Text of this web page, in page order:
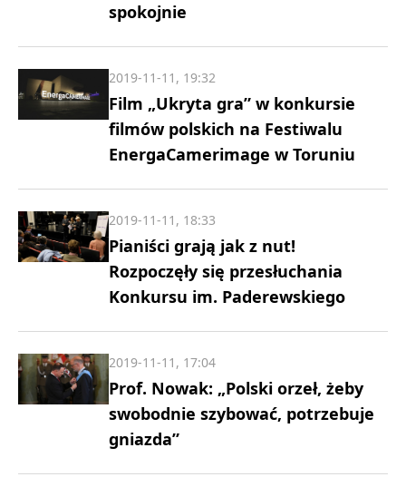
spokojnie
Film „Ukryta gra” w konkursie
filmów polskich na Festiwalu
EnergaCamerimage w Toruniu
2019-11-11, 19:32
Pianiści grają jak z nut!
Rozpoczęły się przesłuchania
Konkursu im. Paderewskiego
2019-11-11, 18:33
Prof. Nowak: „Polski orzeł, żeby
swobodnie szybować, potrzebuje
gniazda”
2019-11-11, 17:04